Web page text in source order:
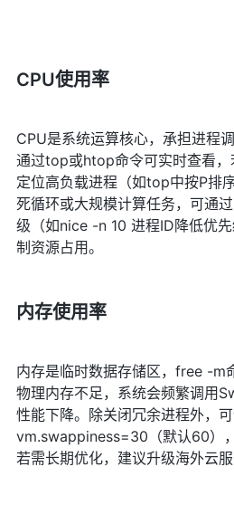
CPU使用率
CPU是系统运算核心，承担进程
通过top或htop命令可实时查看，
定位高负载进程（如top中按P排
死循环或大规模计算任务，可通
级（如nice -n 10 进程ID降低优
制资源占用。
内存使用率
内存是临时数据存储区，free -m
物理内存不足，系统会频繁调用
性能下降。除关闭冗余进程外，
vm.swappiness=30（默认60）
若需长期优化，建议升级海外云服